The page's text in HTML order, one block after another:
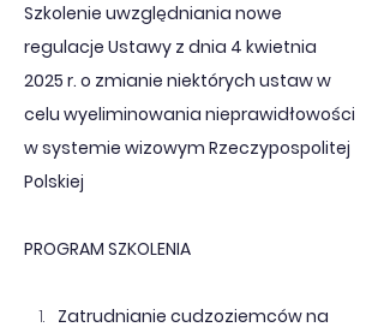
Szkolenie uwzględniania nowe
regulacje Ustawy z dnia 4 kwietnia
2025 r. o zmianie niektórych ustaw w
celu wyeliminowania nieprawidłowości
w systemie wizowym Rzeczypospolitej
Polskiej
PROGRAM SZKOLENIA
Zatrudnianie cudzoziemców na